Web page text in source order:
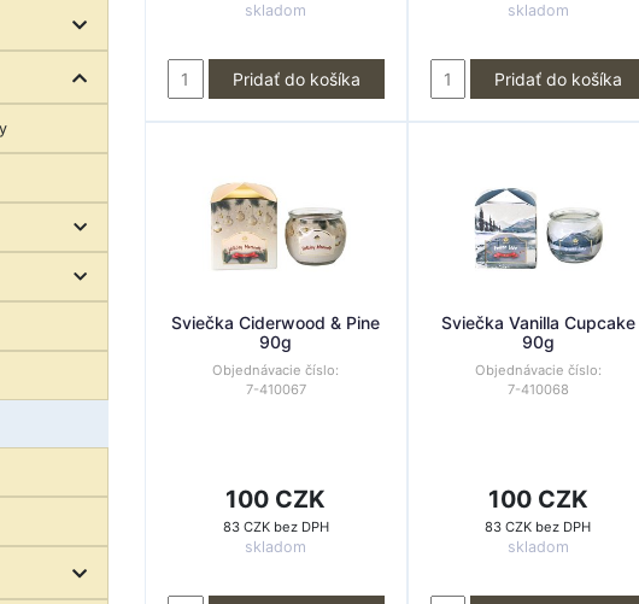
skladom
Pridať do košíka
skladom
Pridať do košíka
Sviečka Ciderwood & Pine
90g
Objednávacie číslo:
7-410067
100 CZK
83 CZK bez DPH
skladom
Sviečka Vanilla Cupcake
90g
Objednávacie číslo:
7-410068
100 CZK
83 CZK bez DPH
skladom